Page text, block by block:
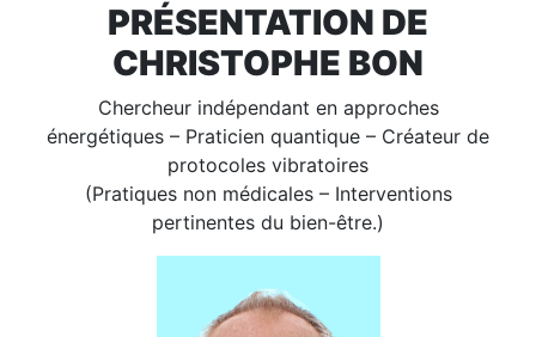
PRÉSENTATION DE
CHRISTOPHE BON
Chercheur indépendant en approches
énergétiques – Praticien quantique – Créateur de
protocoles vibratoires
(Pratiques non médicales – Interventions
pertinentes du bien-être.)